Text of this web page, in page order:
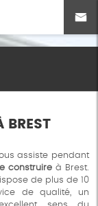
BREST
assiste pendant
construireà Brest.
de plus de 10
de qualité, un